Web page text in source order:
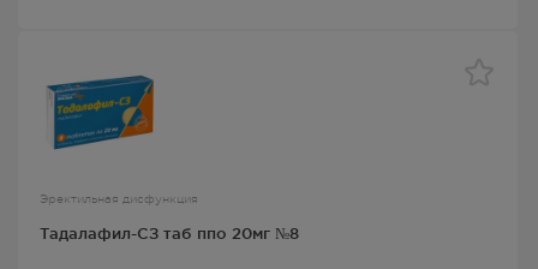
Эректильная дисфункция
Тадалафил-СЗ таб ппо 20мг №8